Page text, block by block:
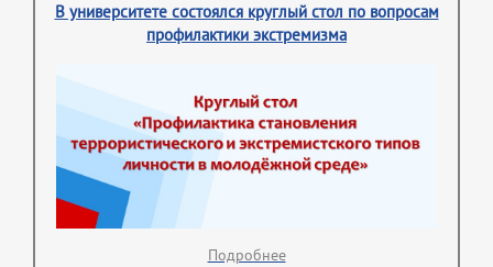
В университете состоялся круглый стол по вопросам
профилактики экстремизма
Подробнее